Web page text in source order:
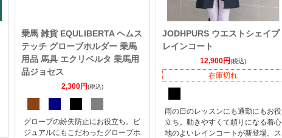
乗馬 雑貨 EQULIBERTA ヘムス
テッチ グローブホルダー 乗馬
用品 馬具 エクリベルタ 乗馬用
品ジョセス
2,300円(税込)
グローブの紛失防止にお役立ち。ビ
ジュアルにもこだわったグローブホ
JODHPURS ウエストシェイプ
レインコート
12,900円(税込)
在庫切れ
雨の日のレッスンにも通勤にもお役
立ち。動きやすくて頼りになる着心
地のよいレインコートが新登場。ス